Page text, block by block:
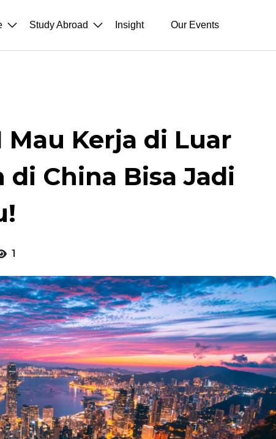
Study Abroad Insight Our Events
Mau Kerja di Luar
di China Bisa Jadi
1